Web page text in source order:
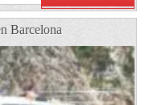
Barcelona